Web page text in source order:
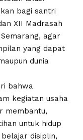
bagi santri
XII Madrasah
agar
yang dapat
dunia
bahwa
kegiatan usaha
membantu,
untuk hidup
disiplin,